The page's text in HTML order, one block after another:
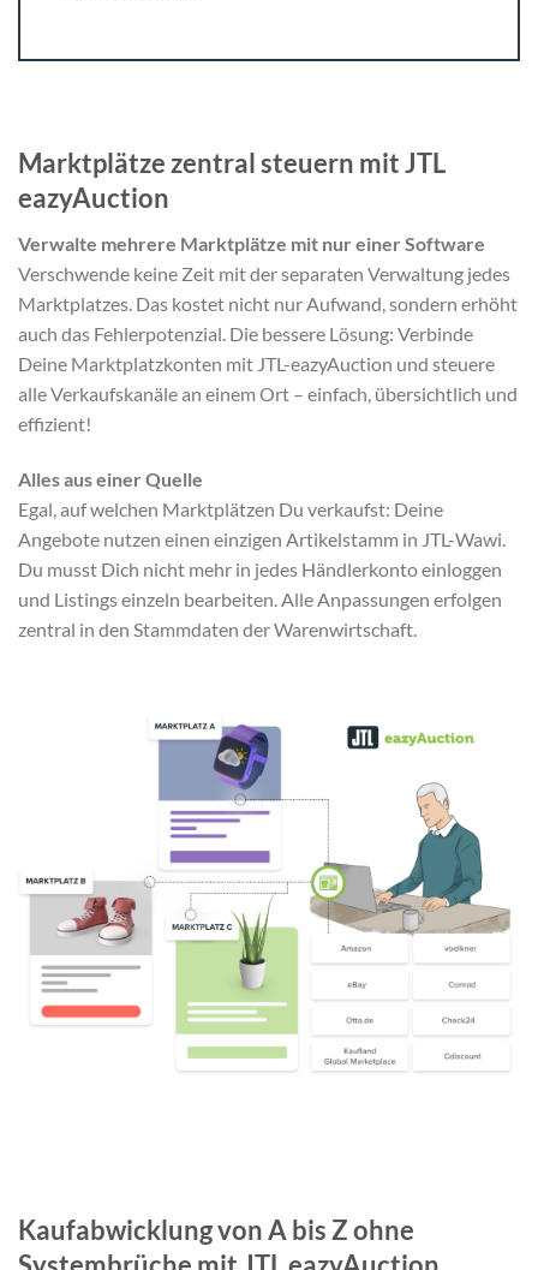
Marktplätze zentral steuern mit JTL
eazyAuction
Verwalte mehrere Marktplätze mit nur einer Software
Verschwende keine Zeit mit der separaten Verwaltung jedes
Marktplatzes. Das kostet nicht nur Aufwand, sondern erhöht
auch das Fehlerpotenzial. Die bessere Lösung: Verbinde
Deine Marktplatzkonten mit JTL-eazyAuction und steuere
alle Verkaufskanäle an einem Ort – einfach, übersichtlich und
effizient!
Alles aus einer Quelle
Egal, auf welchen Marktplätzen Du verkaufst: Deine
Angebote nutzen einen einzigen Artikelstamm in JTL-Wawi.
Du musst Dich nicht mehr in jedes Händlerkonto einloggen
und Listings einzeln bearbeiten. Alle Anpassungen erfolgen
zentral in den Stammdaten der Warenwirtschaft.
Kaufabwicklung von A bis Z ohne